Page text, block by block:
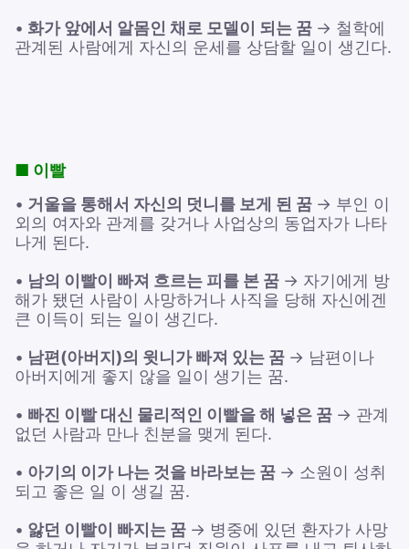
• 화가 앞에서 알몸인 채로 모델이 되는 꿈 → 철학에
관계된 사람에게 자신의 운세를 상담할 일이 생긴다.
■ 이빨
• 거울을 통해서 자신의 덧니를 보게 된 꿈 → 부인 이
외의 여자와 관계를 갖거나 사업상의 동업자가 나타
나게 된다.
• 남의 이빨이 빠져 흐르는 피를 본 꿈 → 자기에게 방
해가 됐던 사람이 사망하거나 사직을 당해 자신에겐
큰 이득이 되는 일이 생긴다.
• 남편(아버지)의 윗니가 빠져 있는 꿈 → 남편이나
아버지에게 좋지 않을 일이 생기는 꿈.
• 빠진 이빨 대신 물리적인 이빨을 해 넣은 꿈 → 관계
없던 사람과 만나 친분을 맺게 된다.
• 아기의 이가 나는 것을 바라보는 꿈 → 소원이 성취
되고 좋은 일 이 생길 꿈.
• 앓던 이빨이 빠지는 꿈 → 병중에 있던 환자가 사망